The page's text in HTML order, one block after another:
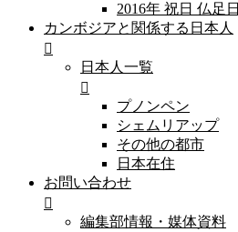
2016年 祝日 仏足日
カンボジアと関係する日本人
日本人一覧
プノンペン
シェムリアップ
その他の都市
日本在住
お問い合わせ
編集部情報・媒体資料